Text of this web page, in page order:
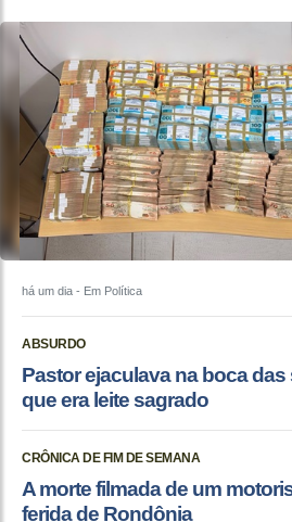
há um dia - Em Política
ABSURDO
Pastor ejaculava na boca das
que era leite sagrado
CRÔNICA DE FIM DE SEMANA
A morte filmada de um
ferida de Rondônia